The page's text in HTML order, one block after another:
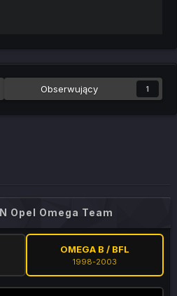
Obserwujący 1
Opel Omega Team
OMEGA B / BFL
1998-2003